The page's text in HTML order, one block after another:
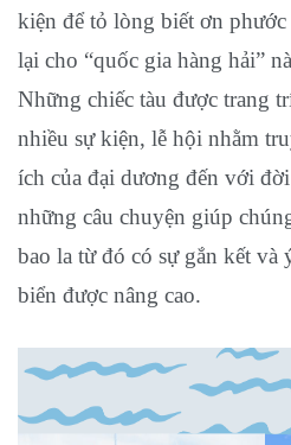
kiện để tỏ lòng biết ơn phước
lại cho “quốc gia hàng hải”
Những chiếc tàu được trang
nhiều sự kiện, lễ hội nhằm
ích của đại dương đến với
những câu chuyện giúp
bao la từ đó có sự gắn kết và
biển được nâng cao.